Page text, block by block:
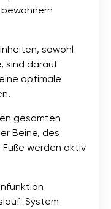
sowohl
sind darauf
optimale
gesamten
Beine, des
werden aktiv
System